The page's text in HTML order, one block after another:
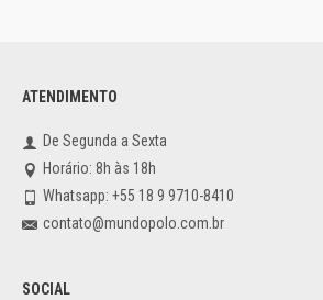
ATENDIMENTO
De Segunda a Sexta
Horário: 8h às 18h
Whatsapp: +55 18 9 9710-8410
contato@mundopolo.com.br
SOCIAL